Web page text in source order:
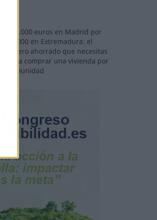
110.000 euros en Madrid por
31.000 en Extremadura: el
dinero ahorrado que necesitas
para comprar una vivienda por
comunidad